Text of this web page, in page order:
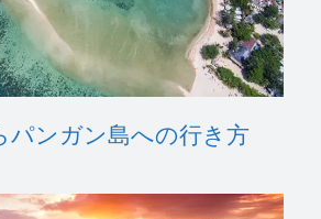
パンガン島への行き方